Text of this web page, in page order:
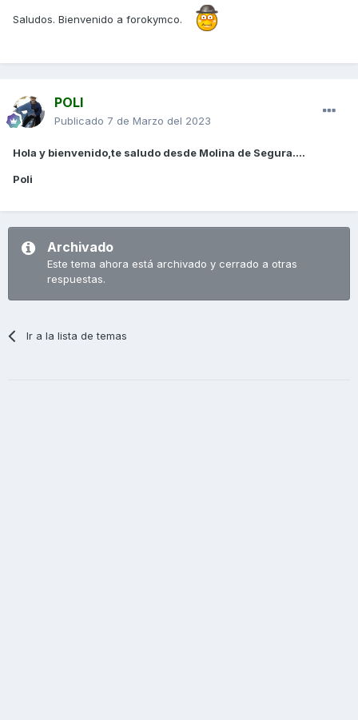
Saludos. Bienvenido a forokymco.
POLI
Publicado 7 de Marzo del 2023
Hola y bienvenido,te saludo desde Molina de Segura....
Poli
Archivado
Este tema ahora está archivado y cerrado a otras
respuestas.
Ir a la lista de temas